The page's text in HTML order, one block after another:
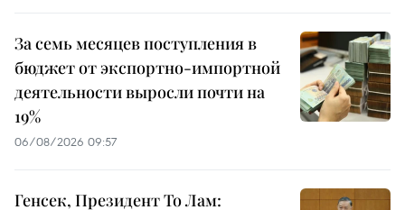
За семь месяцев поступления в
бюджет от экспортно-импортной
деятельности выросли почти на
19%
06/08/2026 09:57
Генсек, Президент То Лам: